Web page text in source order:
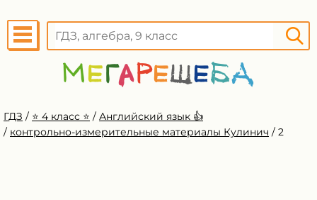
ГДЗ / ⭐️ 4 класс ⭐️ / Английский язык 👍
/ контрольно-измерительные материалы Кулинич / 2